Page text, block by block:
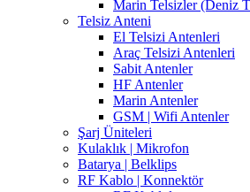
Marin Telsizler (Deniz
Telsiz Anteni
El Telsizi Antenleri
Araç Telsizi Antenleri
Sabit Antenler
HF Antenler
Marin Antenler
GSM | Wifi Antenler
Şarj Üniteleri
Kulaklık | Mikrofon
Batarya | Belklips
RF Kablo | Konnektör